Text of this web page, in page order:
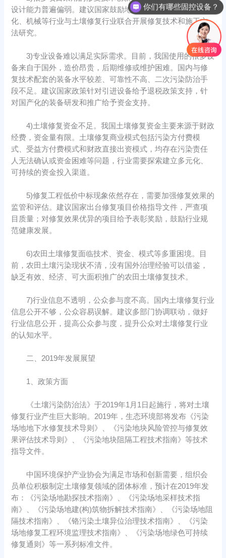
设计能力普遍偏弱。建议国家鼓励地质勘探、化工、自动
化、机械等行业与土壤修复行业联合开展修复技术和施工方
法研究。
3)专业设备难以满足实际需求。目前，我国使用的很多设
备来自于国外，造价昂贵，后期维修或维护困难。国内与修
复技术配套的装备水平较差、可靠性不高、二次污染防治手
段不足。建议国家政策针对引进设备给予退税政策支持，针
对国产化的装备研发和推广给予资金支持。
4)土壤修复资金不足。我国土壤修复资金主要来源于财政
经费，资金量有限。土壤修复商业模式包括污染方付费模
式、受益方付费模式和财政直接出资模式，均存在污染责任
人无法确认或资金困难等问题，行业需要探索建立多元化、
可持续的资金投入渠道。
5)修复工程低价中标现象依然存在，需要加强修复效果的
监管和评估。建议国家出台修复项目价格指导文件，严查项
目质量；对修复效果优异的项目给予表彰奖励，鼓励行业规
范健康发展。
6)农田土壤修复面临技术、资金、模式等多重困境。目
前，农田土壤污染现状不清，没有国外治理经验可以借鉴，
缺乏有效、经济、可大面积推广的农田土壤修复技术。
7)行业信息不透明，公众参与度不高。国内土壤修复行业
信息公开不够，公众容易误解。建议多部门协调联动，做好
行业信息公开，提高公众参与度，提升公众对土壤修复行业
的认知水平。
二、2019年发展展望
1、政策方面
《土壤污染防治法》于2019年1月1日起施行，将对土壤
修复行业产生巨大影响。2019年，生态环境部将发布《污染
场地地下水修复技术导则》、《污染地块风险管控与修复效
果评估技术导则》、《污染地块阻隔工程技术指南》等技术
指导文件。
中国环境保护产业协会为满足市场和创新需要，组织会
员单位积极制定土壤修复领域的团体标准，预计在2019年发
布：《污染场地勘探技术指南》、《污染场地采样技术指
南》、《污染场地建(构)筑物拆解技术指南》、《污染场地阻
隔技术指南》、《铬污染土壤异位治理技术指南》、《污染
场地修复工程环境监理技术指南》、《污染场地绿色可持续
修复通则》等一系列标准文件。
你们有哪些固控设备？